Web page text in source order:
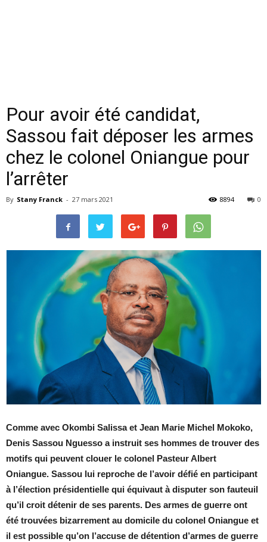
Pour avoir été candidat,
Sassou fait déposer les armes
chez le colonel Oniangue pour
l’arrêter
By Stany Franck - 27 mars 2021 0
8894
Comme avec Okombi Salissa et Jean Marie Michel Mokoko,
Denis Sassou Nguesso a instruit ses hommes de trouver des
motifs qui peuvent clouer le colonel Pasteur Albert
Oniangue. Sassou lui reproche de l’avoir défié en participant
à l’élection présidentielle qui équivaut à disputer son fauteuil
qu’il croit détenir de ses parents. Des armes de guerre ont
été trouvées bizarrement au domicile du colonel Oniangue et
il est possible qu’on l’accuse de détention d’armes de guerre